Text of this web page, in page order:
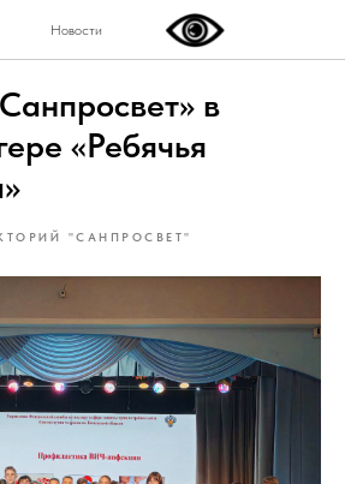
Новости
в
«Ребячья
"САНПРОСВЕТ"